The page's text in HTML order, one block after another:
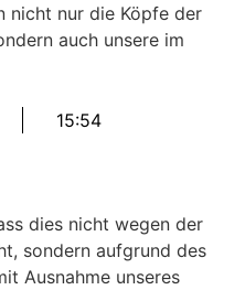
nicht nur die Köpfe der
auch unsere im
15:54
dies nicht wegen der
sondern aufgrund des
Ausnahme unseres